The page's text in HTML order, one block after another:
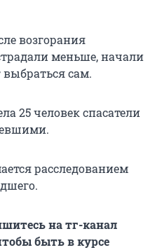
возгорания
меньше, начали
выбраться сам.
25 человек спасатели
расследованием
на тг-канал
быть в курсе